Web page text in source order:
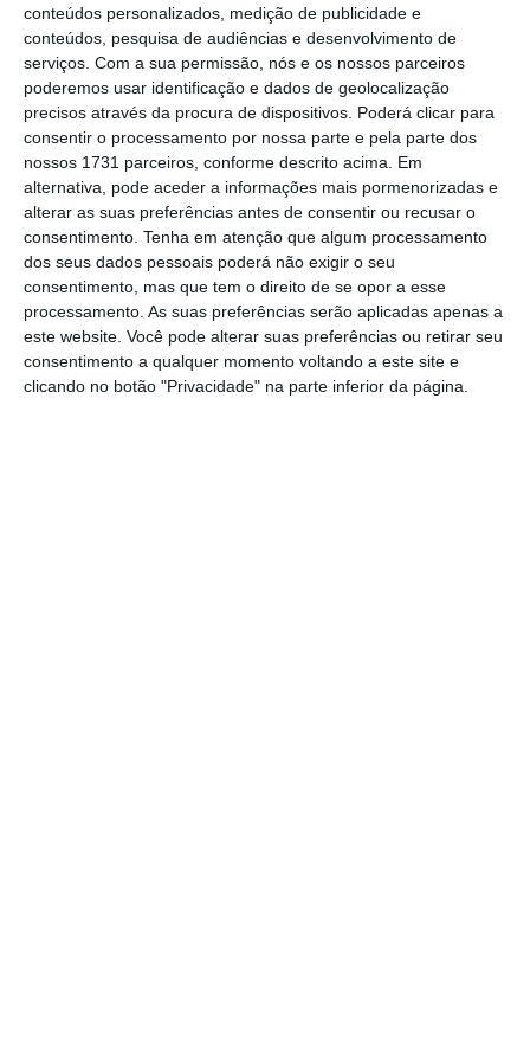
conteúdos personalizados, medição de publicidade e
conteúdos, pesquisa de audiências e desenvolvimento de
serviços. Com a sua permissão, nós e os nossos parceiros
poderemos usar identificação e dados de geolocalização
precisos através da procura de dispositivos. Poderá clicar para
consentir o processamento por nossa parte e pela parte dos
nossos 1731 parceiros, conforme descrito acima. Em
alternativa, pode aceder a informações mais pormenorizadas e
alterar as suas preferências antes de consentir ou recusar o
consentimento. Tenha em atenção que algum processamento
dos seus dados pessoais poderá não exigir o seu
consentimento, mas que tem o direito de se opor a esse
processamento. As suas preferências serão aplicadas apenas a
este website. Você pode alterar suas preferências ou retirar seu
consentimento a qualquer momento voltando a este site e
clicando no botão "Privacidade" na parte inferior da página.
onde tanto votamos um simples poster como uma
nova tecnologia aplicada ao uso de outdoor.
Mas ao avaliar tantos trabalhos acabamos por
entender que as ideias que mais se destacam nesta
categoria são aquelas que nos tocam e são superiores
à própria publicidade. Pois a publicidade já conheceu
melhores tempos e a cada dia que passa o seu
vai-se desvanecendo, fruto da democratização do
conteúdo e da informação por parte dos
consumidores. Praticamente, hoje em dia, só vê
publicidade quem quer, mas se formos obrigados a vê-